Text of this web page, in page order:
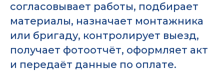
согласовывает работы, подбирает
материалы, назначает монтажника
или бригаду, контролирует выезд,
получает фотоотчёт, оформляет акт
и передаёт данные по оплате.